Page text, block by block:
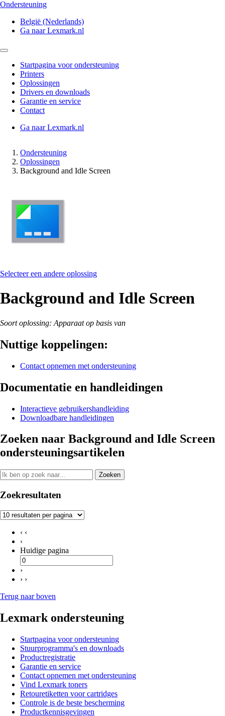
Ondersteuning
België (Nederlands)
Ga naar Lexmark.nl
Startpagina voor ondersteuning
Printers
Oplossingen
Drivers en downloads
Garantie en service
Contact
Ga naar Lexmark.nl
Ondersteuning
Oplossingen
Background and Idle Screen
Selecteer een andere oplossing
Background and Idle Screen
Soort oplossing: Apparaat op basis van
Nuttige koppelingen:
Contact opnemen met ondersteuning
Documentatie en handleidingen
Interactieve gebruikershandleiding
Downloadbare handleidingen
Zoeken naar Background and Idle Screen
ondersteuningsartikelen
Zoeken
Zoekresultaten
‹ ‹
‹
Huidige pagina
›
› ›
Terug naar boven
Lexmark ondersteuning
Startpagina voor ondersteuning
Stuurprogramma's en downloads
Productregistratie
Garantie en service
Contact opnemen met ondersteuning
Vind Lexmark toners
Retouretiketten voor cartridges
Controle is de beste bescherming
Productkennisgevingen